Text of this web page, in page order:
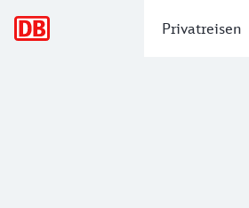
Privatreisen